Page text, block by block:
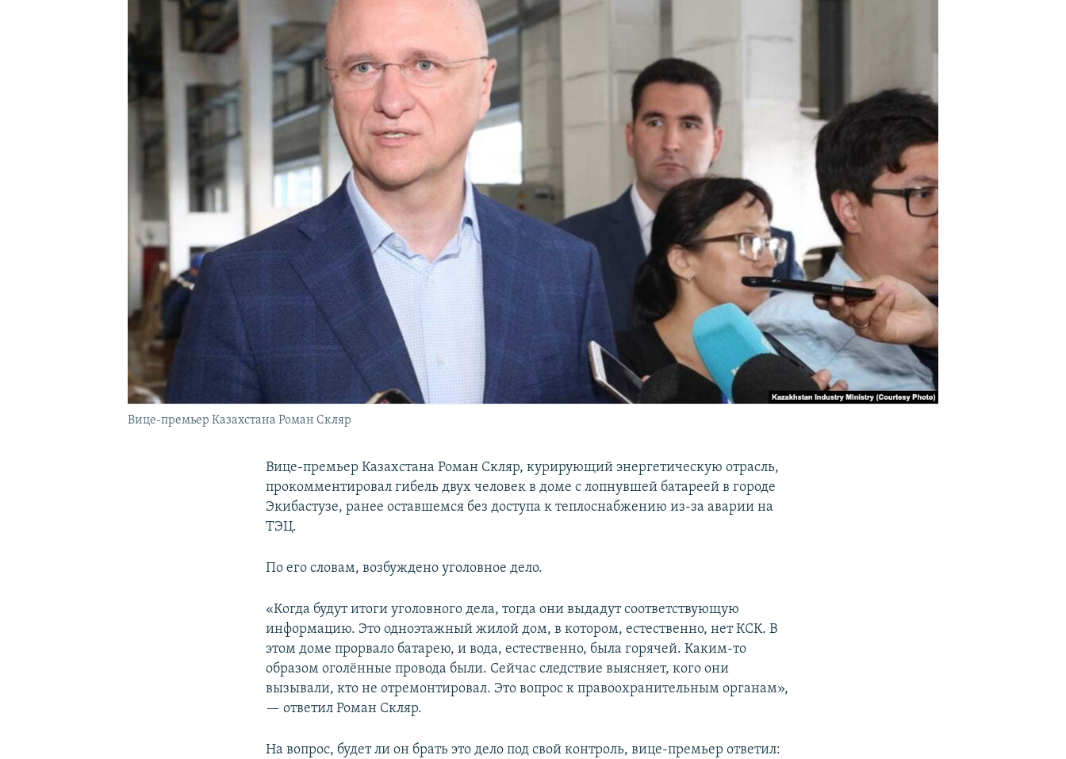
Вице-премьер Казахстана Роман Скляр
Вице-премьер Казахстана Роман Скляр, курирующий энергетическую отрасль,
прокомментировал гибель двух человек в доме с лопнувшей батареей в городе
Экибастузе, ранее оставшемся без доступа к теплоснабжению из-за аварии на
ТЭЦ.
По его словам, возбуждено уголовное дело.
«Когда будут итоги уголовного дела, тогда они выдадут соответствующую
информацию. Это одноэтажный жилой дом, в котором, естественно, нет КСК. В
этом доме прорвало батарею, и вода, естественно, была горячей. Каким-то
образом оголённые провода были. Сейчас следствие выясняет, кого они
вызывали, кто не отремонтировал. Это вопрос к правоохранительным органам»,
— ответил Роман Скляр.
На вопрос, будет ли он брать это дело под свой контроль, вице-премьер ответил: